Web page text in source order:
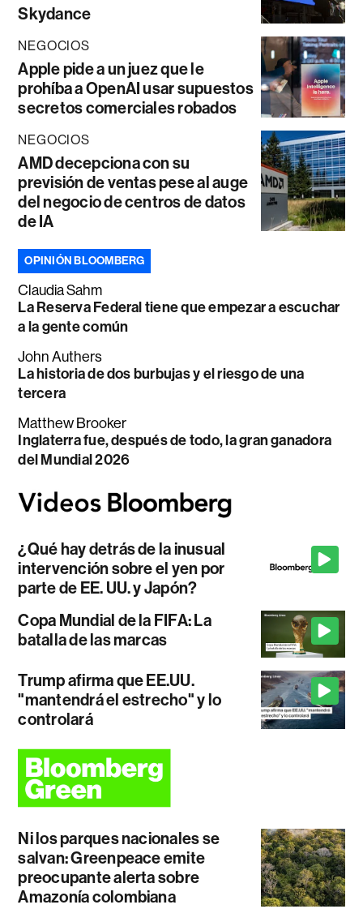
Skydance
NEGOCIOS
Apple pide a un juez que le
prohíba a OpenAI usar supuestos
secretos comerciales robados
NEGOCIOS
AMD decepciona con su
previsión de ventas pese al auge
del negocio de centros de datos
de IA
OPINIÓN BLOOMBERG
Claudia Sahm
La Reserva Federal tiene que empezar a escuchar
a la gente común
John Authers
La historia de dos burbujas y el riesgo de una
tercera
Matthew Brooker
Inglaterra fue, después de todo, la gran ganadora
del Mundial 2026
¿Qué hay detrás de la inusual
intervención sobre el yen por
parte de EE. UU. y Japón?
Copa Mundial de la FIFA: La
batalla de las marcas
Trump afirma que EE.UU.
"mantendrá el estrecho" y lo
controlará
Ni los parques nacionales se
salvan: Greenpeace emite
preocupante alerta sobre
Amazonía colombiana